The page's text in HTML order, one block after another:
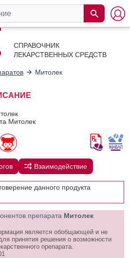
СПРАВОЧНИК
ЛЕКАРСТВЕННЫХ СРЕДСТВ
Митолек
Митолек
Взаимодействие
данного продукта
препарата Митолек
является обобщающей и не
принятия решения о возможности
препарата.